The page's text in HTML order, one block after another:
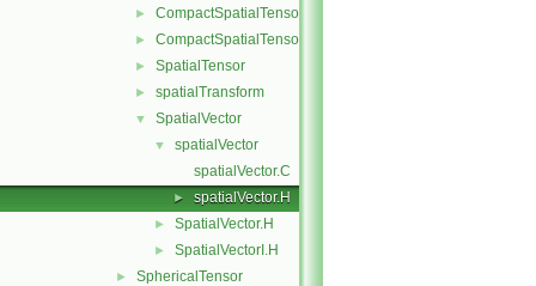
► CompactSpatialTensor
► CompactSpatialTensorT
► SpatialTensor
► spatialTransform
▼ SpatialVector
▼
spatialVector
spatialVector.C
► spatialVector.H
► SpatialVector.H
► SpatialVectorI.H
► SphericalTensor